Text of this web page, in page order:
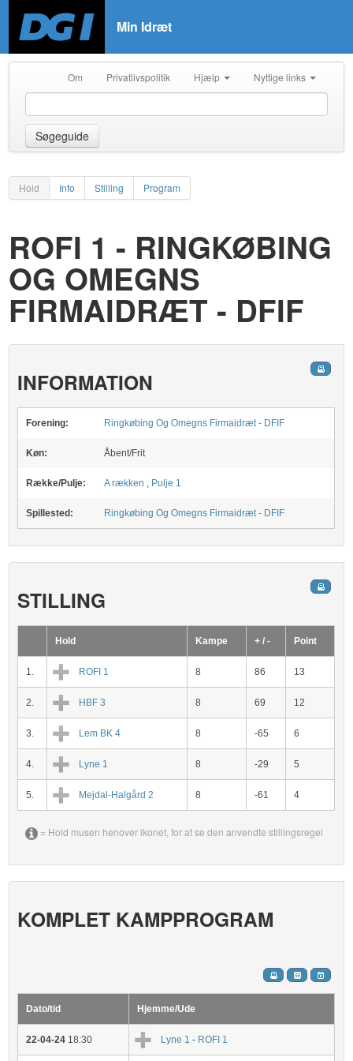
Min Idræt
Om Privatlivspolitik Hjælp Nyttige links
Søgeguide
Hold Info Stilling Program
ROFI 1 - RINGKØBING
OG OMEGNS
FIRMAIDRÆT - DFIF
INFORMATION
Forening: Ringkøbing Og Omegns Firmaidræt - DFIF
Køn: Åbent/Frit
Række/Pulje: A rækken , Pulje 1
Spillested: Ringkøbing Og Omegns Firmaidræt - DFIF
STILLING
Hold Kampe + / - Point
1. ROFI 1 8 86 13
2. HBF 3 8 69 12
3. Lem BK 4 8 -65 6
4. Lyne 1 8 -29 5
5. Mejdal-Halgård 2 8 -61 4
= Hold musen henover ikonet, for at se den anvendte stillingsregel
KOMPLET KAMPPROGRAM
Dato/tid Hjemme/Ude
22-04-24 18:30 Lyne 1- ROFI 1